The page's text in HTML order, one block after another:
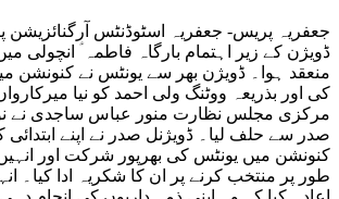
جعفریہ پریس- جعفریہ اسٹوڈنٹس آرگنائزیشن
ڈویژن کے زیر اہتمام بارگاہ فاطمہ ؑ انچولی
منعقد ہوا۔ ڈویژن بھر سے یونٹس نے کنونشن
کی اور بذریعہ ووٹنگ ولی احمد کو نیا
مرکزی مجلس نظارت منور عباس ساجدی نے
صدر سے حلف لیا۔ ڈویژنل صدر نے اپنے ابتدائی
کنونشن میں یونٹس کی بھرپور شرکت اور
طور پر منتخب کرنے پر ان کا شکریہ ادا کیا۔